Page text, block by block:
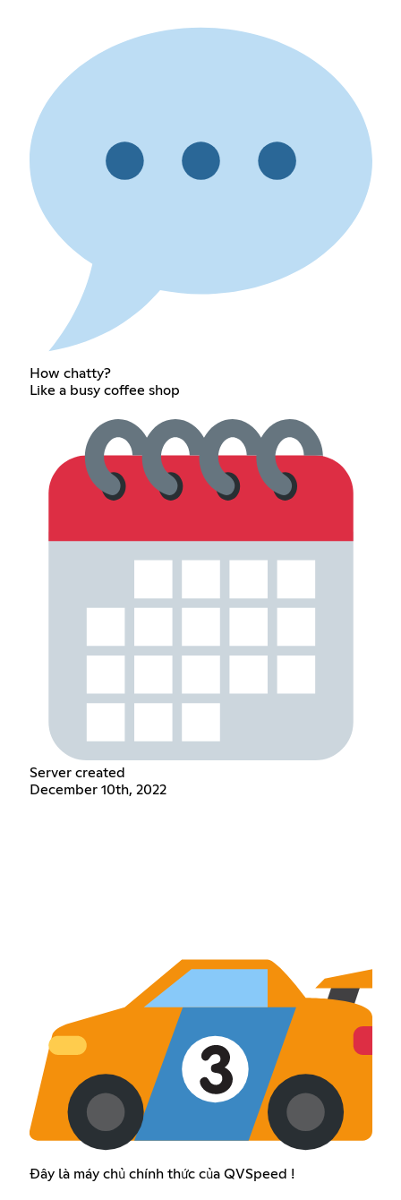
How chatty?
Like a busy coffee shop
Server created
December 10th, 2022
Đây là máy chủ chính thức của QVSpeed !